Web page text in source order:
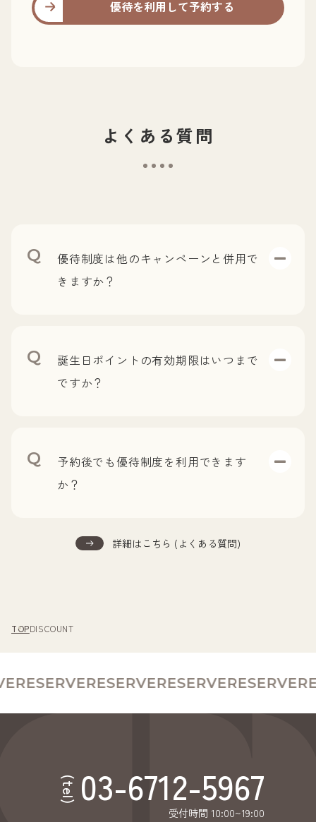
優待を利用して予約する
よくある質問
優待制度は他のキャンペーンと併用で
きますか？
との併用が可能です。
誕生日ポイントの有効期限はいつまで
ですか？
予約後でも優待制度を利用できます
か？
ご予約後でも優待制度をご利用いただけます。お会
詳細はこちら (よくある質問)
TOPDISCOUNT
RESERVERESERVERESERVERESERVE
(tel) 03-6712-5967
受付時間 10:00~19:00